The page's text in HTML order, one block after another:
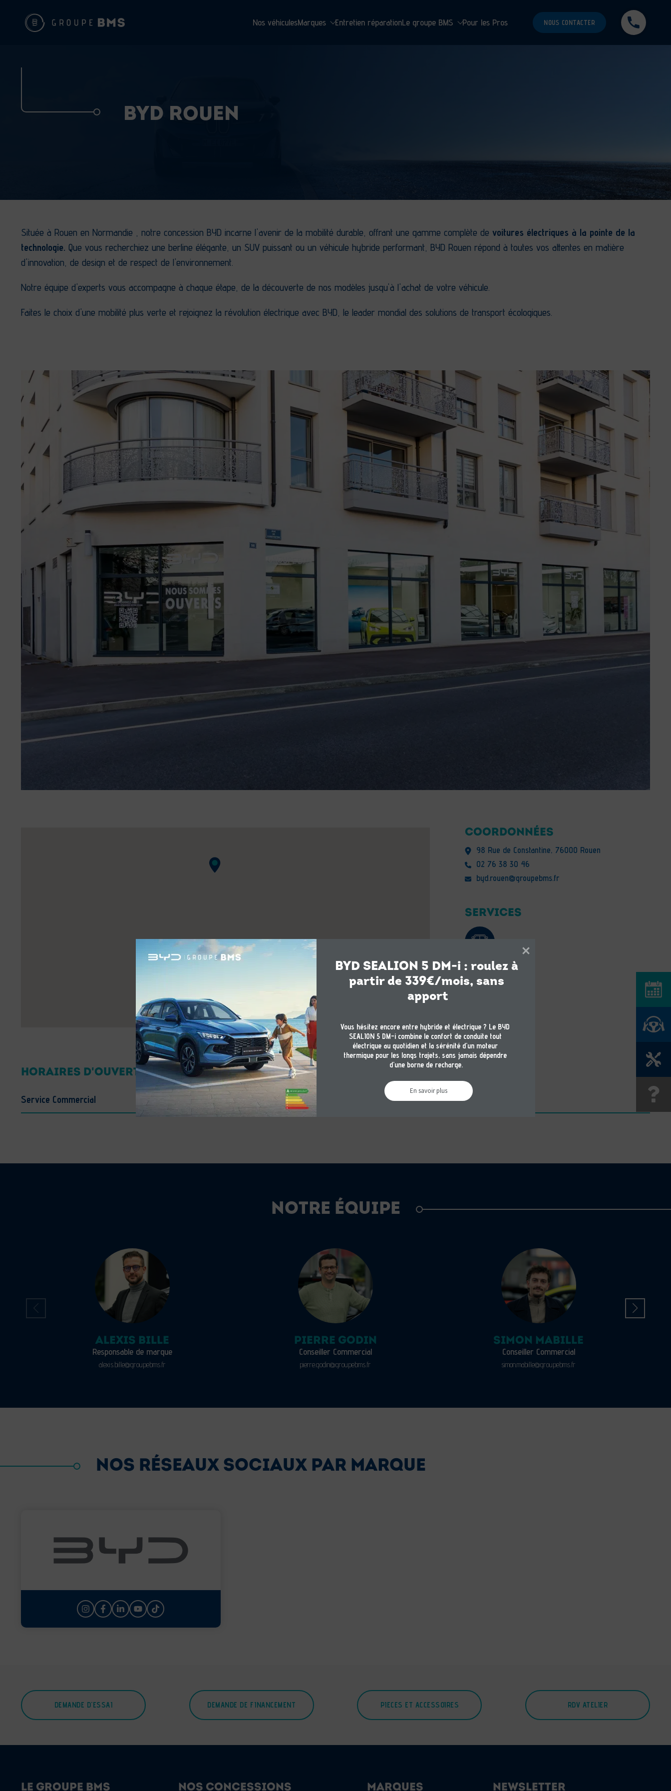
Nos véhiculesMarques Entretien réparationLe groupe BMS Pour les Pros NOUS CONTACTER
BYD ROUEN
Située à Rouen en Normandie , notre concession BYD incarne l'avenir de la mobilité durable, offrant une gamme complète de voitures électriques à la pointe de la
technologie. Que vous recherchiez une berline élégante, un SUV puissant ou un véhicule hybride performant, BYD Rouen répond à toutes vos attentes en matière
d'innovation, de design et de respect de l'environnement.
Notre équipe d'experts vous accompagne à chaque étape, de la découverte de nos modèles jusqu'à l'achat de votre véhicule.
Faites le choix d'une mobilité plus verte et rejoignez la révolution électrique avec BYD, le leader mondial des solutions de transport écologiques.
COORDONNÉES
98 Rue de Constantine, 76000 Rouen
02 76 38 30 46
byd.rouen@groupebms.fr
SERVICES
Vente véhicule
HORAIRES D'OUVERTURE
Service Commercial
NOTRE ÉQUIPE
ALEXIS BILLE
Responsable de marque
alexis.bille@groupebms.fr
PIERRE GODIN
Conseiller Commercial
pierre.godin@groupebms.fr
SIMON MABILLE
Conseiller Commercial
simon.mabille@groupebms.fr
NOS RÉSEAUX SOCIAUX PAR MARQUE
DEMANDE D'ESSAI DEMANDE DE FINANCEMENT PIECES ET ACCESSOIRES RDV ATELIER
Prendre
Réserver
Prendre
Une
LE GROUPE BMS NOS CONCESSIONS MARQUES NEWSLETTER
BYD SEALION 5 DM-i : roulez à
partir de 339€/mois, sans
apport
En savoir plus
Vous hésitez encore entre hybride et électrique ? Le BYD
SEALION 5 DM-i combine le confort de conduite tout
électrique au quotidien et la sérénité d'un moteur
thermique pour les longs trajets, sans jamais dépendre
d'une borne de recharge.